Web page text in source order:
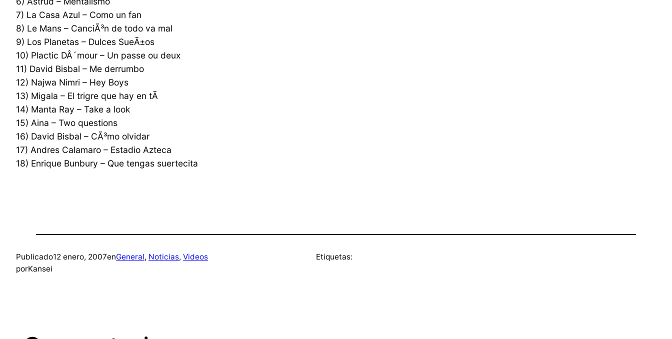
7) La Casa Azul – Como un fan
8) Le Mans – CanciÃ³n de todo va mal
9) Los Planetas – Dulces SueÃ±os
10) Plactic DÂ´mour – Un passe ou deux
11) David Bisbal – Me derrumbo
12) Najwa Nimri – Hey Boys
13) Migala – El trigre que hay en tÃ­
14) Manta Ray – Take a look
15) Aina – Two questions
16) David Bisbal – CÃ³mo olvidar
17) Andres Calamaro – Estadio Azteca
18) Enrique Bunbury – Que tengas suertecita
Publicado12 enero, 2007enGeneral, Noticias, Videos
porKansei
Etiquetas: